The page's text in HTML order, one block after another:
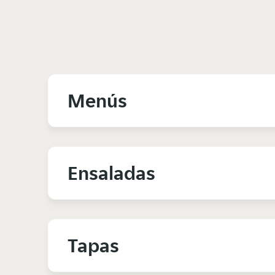
Menús
Ensaladas
Tapas